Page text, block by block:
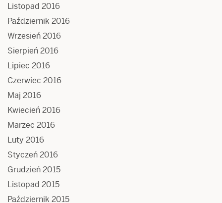
Listopad 2016
Październik 2016
Wrzesień 2016
Sierpień 2016
Lipiec 2016
Czerwiec 2016
Maj 2016
Kwiecień 2016
Marzec 2016
Luty 2016
Styczeń 2016
Grudzień 2015
Listopad 2015
Październik 2015